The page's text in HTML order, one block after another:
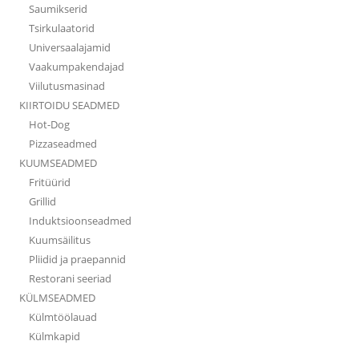
Saumikserid
Tsirkulaatorid
Universaalajamid
Vaakumpakendajad
Viilutusmasinad
KIIRTOIDU SEADMED
Hot-Dog
Pizzaseadmed
KUUMSEADMED
Fritüürid
Grillid
Induktsioonseadmed
Kuumsäilitus
Pliidid ja praepannid
Restorani seeriad
KÜLMSEADMED
Külmtöölauad
Külmkapid